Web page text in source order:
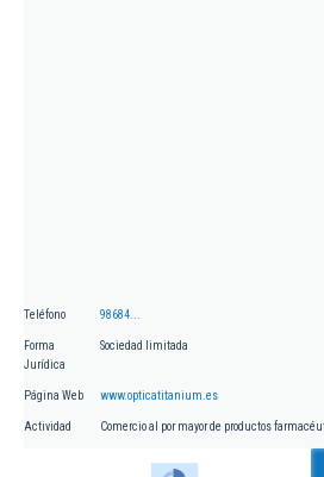
Teléfono 98684...
Forma
Jurídica
Sociedad limitada
Página Web www.opticatitanium.es
Actividad Comercio al por mayor de productos